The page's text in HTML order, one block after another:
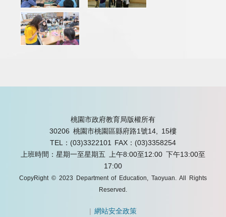
桃園市政府教育局版權所有
30206 桃園市桃園區縣府路1號14, 15樓
TEL：(03)3322101 FAX：(03)3358254
上班時間：星期一至星期五 上午8:00至12:00 下午13:00至
17:00
CopyRight © 2023 Department of Education, Taoyuan. All Rights
Reserved.
|網站安全政策